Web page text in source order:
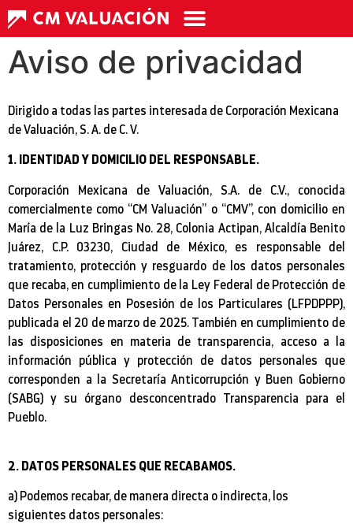
Aviso de privacidad
Dirigido a todas las partes interesada de Corporación Mexicana
de Valuación, S. A. de C. V.
1. IDENTIDAD Y DOMICILIO DEL RESPONSABLE.
Corporación Mexicana de Valuación, S.A. de C.V., conocida
comercialmente como “CM Valuación” o “CMV”, con domicilio en
María de la Luz Bringas No. 28, Colonia Actipan, Alcaldía Benito
Juárez, C.P. 03230, Ciudad de México, es responsable del
tratamiento, protección y resguardo de los datos personales
que recaba, en cumplimiento de la Ley Federal de Protección de
Datos Personales en Posesión de los Particulares (LFPDPPP),
publicada el 20 de marzo de 2025. También en cumplimiento de
las disposiciones en materia de transparencia, acceso a la
información pública y protección de datos personales que
corresponden a la Secretaría Anticorrupción y Buen Gobierno
(SABG) y su órgano desconcentrado Transparencia para el
Pueblo.
2. DATOS PERSONALES QUE RECABAMOS.
a) Podemos recabar, de manera directa o indirecta, los
siguientes datos personales: